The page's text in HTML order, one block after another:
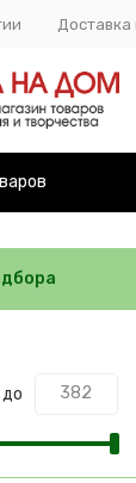
Доставка
до